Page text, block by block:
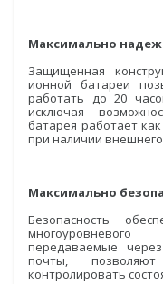
Максимально
Защищенная
ионной батареи
работать до 20
исключая
батарея работает
при наличии
Максимально
Безопасность
передаваемые
почты,
контролировать